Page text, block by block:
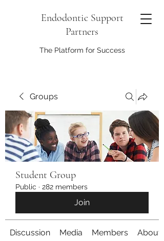
Endodontic Support
Partners
The Platform for Success
Groups
Student Group
Public · 282 members
Join
Discussion Media Members About